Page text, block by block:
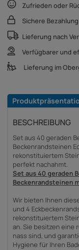
Zufrieden oder
Sichere Bezahlung
Lieferung nach
Verfügbarer und
Lieferung im
BESCHREIBUNG
Set aus 40 geraden
Beckenrandsteinen
rekonstituiertem
perfekt nachahmt.
Set aus 40 geraden
Beckenrandsteinen
Wir bieten Ihnen
und 4
rekonstituiertem
an. Sie besitzen eine
nass sind, und
Hygiene für Ihren